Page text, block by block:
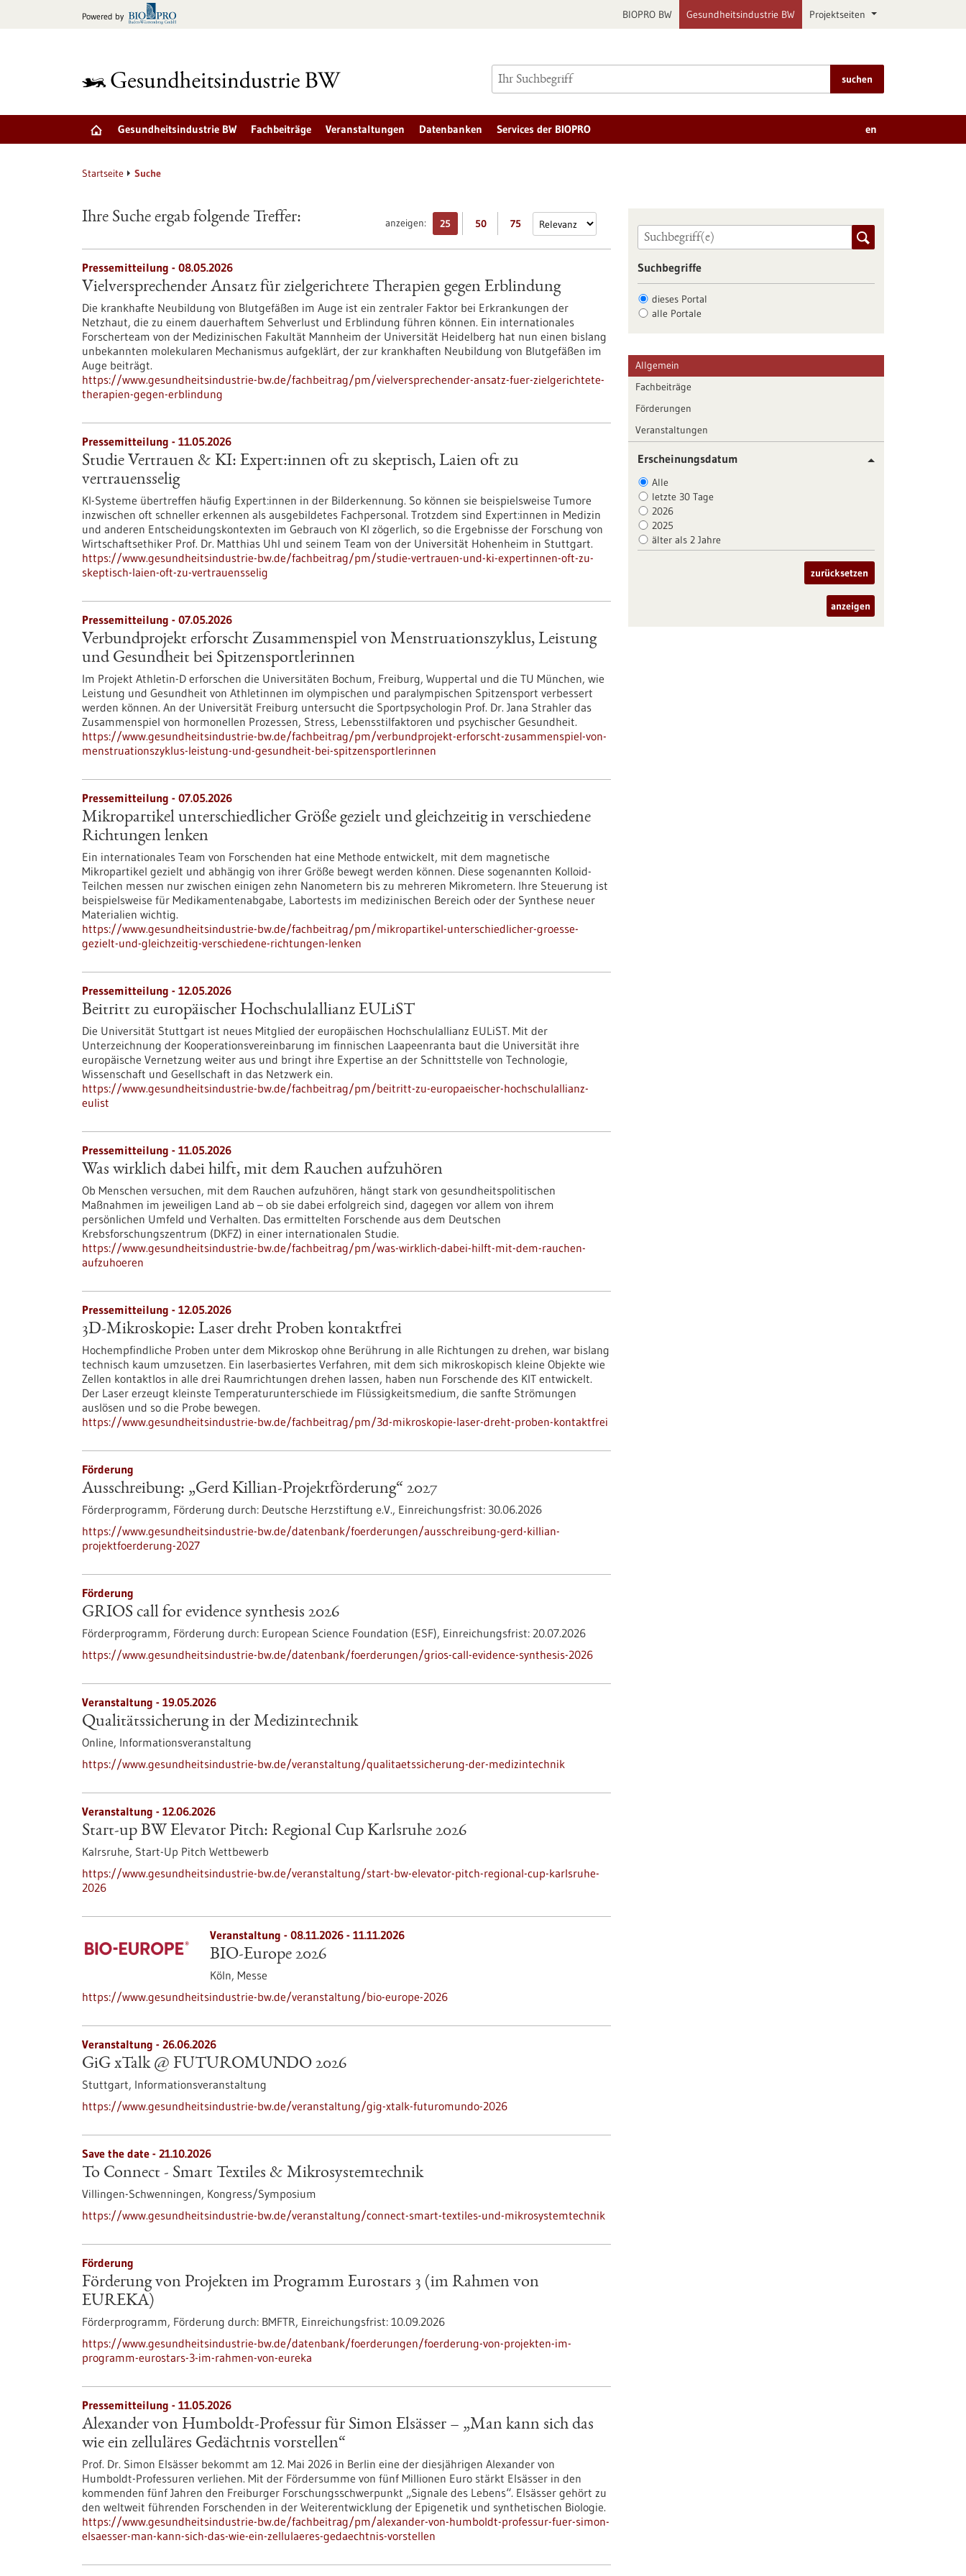
Powered by BIOPRO BW Gesundheitsindustrie BW Projektseiten
suchen
Gesundheitsindustrie BW Fachbeiträge Veranstaltungen Datenbanken Services der BIOPRO en
Startseite Suche
anzeigen: 25 50 75
Ihre Suche ergab folgende Treffer:
Pressemitteilung - 08.05.2026
Vielversprechender Ansatz für zielgerichtete Therapien gegen Erblindung
Die krankhafte Neubildung von Blutgefäßen im Auge ist ein zentraler Faktor bei Erkrankungen der
Netzhaut, die zu einem dauerhaftem Sehverlust und Erblindung führen können. Ein internationales
Forscherteam von der Medizinischen Fakultät Mannheim der Universität Heidelberg hat nun einen bislang
unbekannten molekularen Mechanismus aufgeklärt, der zur krankhaften Neubildung von Blutgefäßen im
Auge beiträgt.
https://www.gesundheitsindustrie-bw.de/fachbeitrag/pm/vielversprechender-ansatz-fuer-zielgerichtete-
therapien-gegen-erblindung
Pressemitteilung - 11.05.2026
Studie Vertrauen & KI: Expert:innen oft zu skeptisch, Laien oft zu
vertrauensselig
KI-Systeme übertreffen häufig Expert:innen in der Bilderkennung. So können sie beispielsweise Tumore
inzwischen oft schneller erkennen als ausgebildetes Fachpersonal. Trotzdem sind Expert:innen in Medizin
und anderen Entscheidungskontexten im Gebrauch von KI zögerlich, so die Ergebnisse der Forschung von
Wirtschaftsethiker Prof. Dr. Matthias Uhl und seinem Team von der Universität Hohenheim in Stuttgart.
https://www.gesundheitsindustrie-bw.de/fachbeitrag/pm/studie-vertrauen-und-ki-expertinnen-oft-zu-
skeptisch-laien-oft-zu-vertrauensselig
Pressemitteilung - 07.05.2026
Verbundprojekt erforscht Zusammenspiel von Menstruationszyklus, Leistung
und Gesundheit bei Spitzensportlerinnen
Im Projekt Athletin-D erforschen die Universitäten Bochum, Freiburg, Wuppertal und die TU München, wie
Leistung und Gesundheit von Athletinnen im olympischen und paralympischen Spitzensport verbessert
werden können. An der Universität Freiburg untersucht die Sportpsychologin Prof. Dr. Jana Strahler das
Zusammenspiel von hormonellen Prozessen, Stress, Lebensstilfaktoren und psychischer Gesundheit.
https://www.gesundheitsindustrie-bw.de/fachbeitrag/pm/verbundprojekt-erforscht-zusammenspiel-von-
menstruationszyklus-leistung-und-gesundheit-bei-spitzensportlerinnen
Pressemitteilung - 07.05.2026
Mikropartikel unterschiedlicher Größe gezielt und gleichzeitig in verschiedene
Richtungen lenken
Ein internationales Team von Forschenden hat eine Methode entwickelt, mit dem magnetische
Mikropartikel gezielt und abhängig von ihrer Größe bewegt werden können. Diese sogenannten Kolloid-
Teilchen messen nur zwischen einigen zehn Nanometern bis zu mehreren Mikrometern. Ihre Steuerung ist
beispielsweise für Medikamentenabgabe, Labortests im medizinischen Bereich oder der Synthese neuer
Materialien wichtig.
https://www.gesundheitsindustrie-bw.de/fachbeitrag/pm/mikropartikel-unterschiedlicher-groesse-
gezielt-und-gleichzeitig-verschiedene-richtungen-lenken
Pressemitteilung - 12.05.2026
Beitritt zu europäischer Hochschulallianz EULiST
Die Universität Stuttgart ist neues Mitglied der europäischen Hochschulallianz EULiST. Mit der
Unterzeichnung der Kooperationsvereinbarung im finnischen Laapeenranta baut die Universität ihre
europäische Vernetzung weiter aus und bringt ihre Expertise an der Schnittstelle von Technologie,
Wissenschaft und Gesellschaft in das Netzwerk ein.
https://www.gesundheitsindustrie-bw.de/fachbeitrag/pm/beitritt-zu-europaeischer-hochschulallianz-
eulist
Pressemitteilung - 11.05.2026
Was wirklich dabei hilft, mit dem Rauchen aufzuhören
Ob Menschen versuchen, mit dem Rauchen aufzuhören, hängt stark von gesundheitspolitischen
Maßnahmen im jeweiligen Land ab – ob sie dabei erfolgreich sind, dagegen vor allem von ihrem
persönlichen Umfeld und Verhalten. Das ermittelten Forschende aus dem Deutschen
Krebsforschungszentrum (DKFZ) in einer internationalen Studie.
https://www.gesundheitsindustrie-bw.de/fachbeitrag/pm/was-wirklich-dabei-hilft-mit-dem-rauchen-
aufzuhoeren
Pressemitteilung - 12.05.2026
3D-Mikroskopie: Laser dreht Proben kontaktfrei
Hochempfindliche Proben unter dem Mikroskop ohne Berührung in alle Richtungen zu drehen, war bislang
technisch kaum umzusetzen. Ein laserbasiertes Verfahren, mit dem sich mikroskopisch kleine Objekte wie
Zellen kontaktlos in alle drei Raumrichtungen drehen lassen, haben nun Forschende des KIT entwickelt.
Der Laser erzeugt kleinste Temperaturunterschiede im Flüssigkeitsmedium, die sanfte Strömungen
auslösen und so die Probe bewegen.
https://www.gesundheitsindustrie-bw.de/fachbeitrag/pm/3d-mikroskopie-laser-dreht-proben-kontaktfrei
Förderung
Ausschreibung: „Gerd Killian-Projektförderung“ 2027
Förderprogramm, Förderung durch: Deutsche Herzstiftung e.V., Einreichungsfrist: 30.06.2026
https://www.gesundheitsindustrie-bw.de/datenbank/foerderungen/ausschreibung-gerd-killian-
projektfoerderung-2027
Förderung
GRIOS call for evidence synthesis 2026
Förderprogramm, Förderung durch: European Science Foundation (ESF), Einreichungsfrist: 20.07.2026
https://www.gesundheitsindustrie-bw.de/datenbank/foerderungen/grios-call-evidence-synthesis-2026
Veranstaltung - 19.05.2026
Qualitätssicherung in der Medizintechnik
Online, Informationsveranstaltung
https://www.gesundheitsindustrie-bw.de/veranstaltung/qualitaetssicherung-der-medizintechnik
Veranstaltung - 12.06.2026
Start-up BW Elevator Pitch: Regional Cup Karlsruhe 2026
Kalrsruhe, Start-Up Pitch Wettbewerb
https://www.gesundheitsindustrie-bw.de/veranstaltung/start-bw-elevator-pitch-regional-cup-karlsruhe-
2026
Veranstaltung - 08.11.2026- 11.11.2026
BIO-Europe 2026
Köln, Messe
https://www.gesundheitsindustrie-bw.de/veranstaltung/bio-europe-2026
Veranstaltung - 26.06.2026
GiG xTalk @ FUTUROMUNDO 2026
Stuttgart, Informationsveranstaltung
https://www.gesundheitsindustrie-bw.de/veranstaltung/gig-xtalk-futuromundo-2026
Save the date - 21.10.2026
To Connect - Smart Textiles & Mikrosystemtechnik
Villingen-Schwenningen, Kongress/Symposium
https://www.gesundheitsindustrie-bw.de/veranstaltung/connect-smart-textiles-und-mikrosystemtechnik
Förderung
Förderung von Projekten im Programm Eurostars 3 (im Rahmen von
EUREKA)
Förderprogramm, Förderung durch: BMFTR, Einreichungsfrist: 10.09.2026
https://www.gesundheitsindustrie-bw.de/datenbank/foerderungen/foerderung-von-projekten-im-
programm-eurostars-3-im-rahmen-von-eureka
Pressemitteilung - 11.05.2026
Alexander von Humboldt-Professur für Simon Elsässer – „Man kann sich das
wie ein zelluläres Gedächtnis vorstellen“
Prof. Dr. Simon Elsässer bekommt am 12. Mai 2026 in Berlin eine der diesjährigen Alexander von
Humboldt-Professuren verliehen. Mit der Fördersumme von fünf Millionen Euro stärkt Elsässer in den
kommenden fünf Jahren den Freiburger Forschungsschwerpunkt „Signale des Lebens“. Elsässer gehört zu
den weltweit führenden Forschenden in der Weiterentwicklung der Epigenetik und synthetischen Biologie.
https://www.gesundheitsindustrie-bw.de/fachbeitrag/pm/alexander-von-humboldt-professur-fuer-simon-
elsaesser-man-kann-sich-das-wie-ein-zellulaeres-gedaechtnis-vorstellen
Suchbegriffe
dieses Portal
alle Portale
Allgemein
Fachbeiträge
Förderungen
Veranstaltungen
Erscheinungsdatum
Alle
letzte 30 Tage
2026
2025
älter als 2 Jahre
zurücksetzen
anzeigen